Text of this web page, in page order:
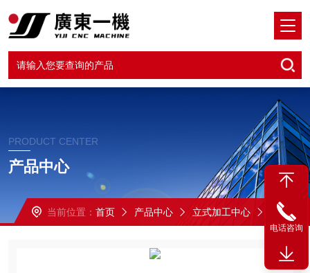
PRODUCT CENTER
产品中心
当前位置： 首页 产品中心 立式加工中心 VMC-1370两线一硬立加
电话咨询